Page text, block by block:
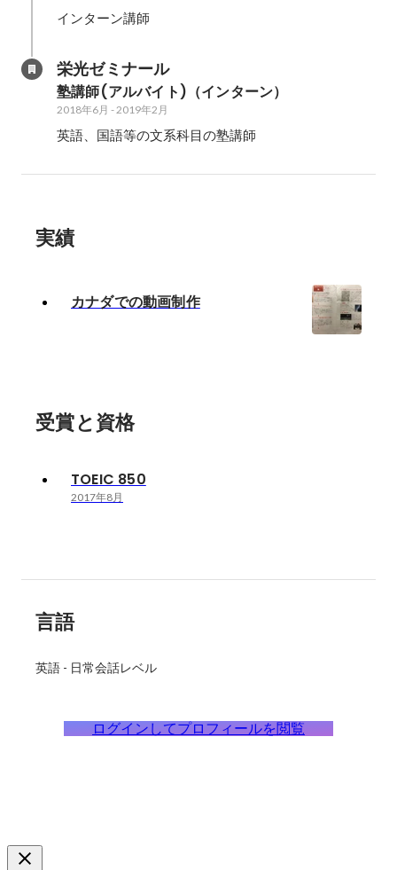
インターン講師
栄光ゼミナール
塾講師(アルバイト)（インターン）
2018年6月 -2019年2月
英語、国語等の文系科目の塾講師
実績
カナダでの動画制作
受賞と資格
TOEIC 850
2017年8月
言語
英語 - 日常会話レベル
ログインしてプロフィールを閲覧